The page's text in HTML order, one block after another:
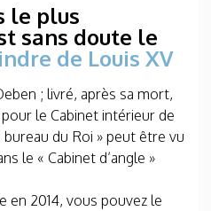
le plus
sans doute le
de Louis XV
; livré, après sa mort,
le Cabinet intérieur de
bureau du Roi » peut être vu
le « Cabinet d’angle »
en 2014, vous pouvez le